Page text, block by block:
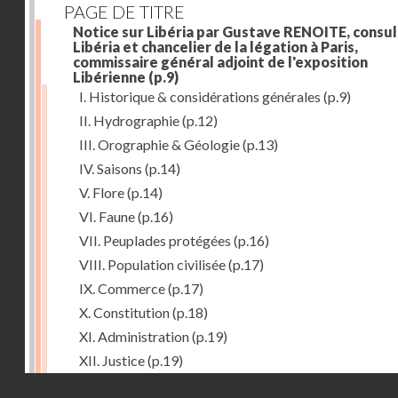
PAGE DE TITRE
Notice sur Libéria par Gustave RENOITE,
Libéria et chancelier de la légation à Paris,
commissaire général adjoint de l'exposition
Libérienne (p.9)
I. Historique & considérations générales (p.9)
II. Hydrographie(p.12)
III. Orographie & Géologie(p.13)
IV. Saisons (p.14)
V. Flore(p.14)
VI. Faune(p.16)
VII. Peuplades protégées (p.16)
VIII. Population civilisée(p.17)
IX. Commerce(p.17)
X. Constitution(p.18)
XI. Administration(p.19)
XII. Justice(p.19)